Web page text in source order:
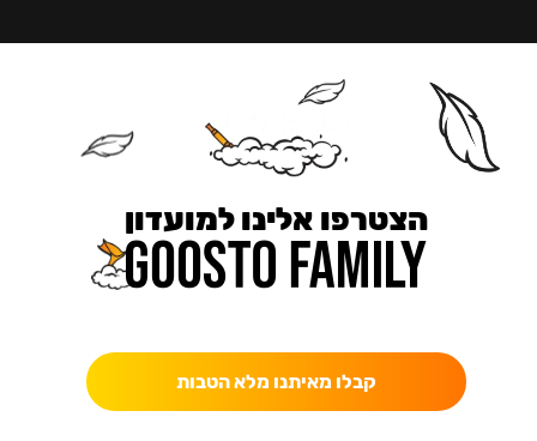
הצטרפו אלינו למועדון
קבלו מאיתנו מלא הטבות